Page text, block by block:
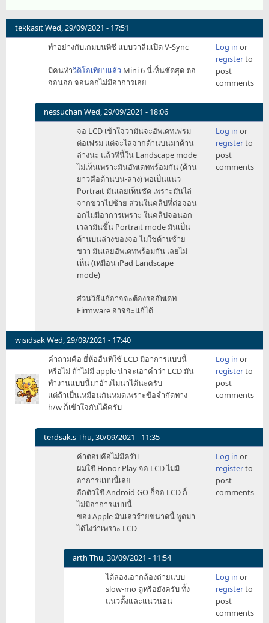
tekkasitWed, 29/09/2021 - 17:51
ทำอย่างกับเกมบนพีซี แบบว่าลืมเปิด V-Sync
มีคนทำวิดิโอเทียบแล้ว Mini 6 นี่เห็นชัดสุด ต่อ
จอนอก จอนอกไม่มีอาการเลย
Log in or
registerto
post
comments
nessuchan Wed, 29/09/2021 - 18:06
In
จอ LCD เข้าใจว่ามันจะอัพเดทเฟรม
ต่อเฟรม แต่จะไล่จากด้านบนมาด้าน
ล่างนะ แล้วทีนี้ใน Landscape mode
ไม่เห็นเพราะมันอัพเดทพร้อมกัน (ด้าน
ยาวคือด้านบน-ล่าง) พอเป็นแนว
Portrait มันเลยเห็นชัด เพราะมันไล่
จากขวาไปซ้าย ส่วนในคลิปที่ต่อจอน
อกไม่มีอาการเพราะ ในคลิปจอนอก
เวลามันขึ้น Portrait mode มันเป็น
ด้านบนล่างของจอ ไม่ใช่ด้านซ้าย
ขวา มันเลยอัพเดทพร้อมกัน เลยไม่
เห็น (เหมือน iPad Landscape
mode)
ส่วนวิธีแก้อาจจะต้องรออัพเดท
Firmware อาจจะแก้ได้
Log in or
registerto
post
comments
wisidsakWed, 29/09/2021 - 17:40
คำถามคือ ยี่ห้ออื่นที่ใช้ LCD มีอาการแบบนี้
หรือไม่ ถ้าไม่มี apple น่าจะเอาคำว่า LCD มัน
ทำงานแบบนี้มาอ้างไม่น่าได้นะครับ
แต่ถ้าเป็นเหมือนกันหมดเพราะข้อจำกัดทาง
h/w ก็เข้าใจกันได้ครับ
Log in or
registerto
post
comments
terdsak.sThu, 30/09/2021 - 11:35
In
คำตอบคือไม่มีครับ
ผมใช้ Honor Play จอ LCD ไม่มี
อาการแบบนี้เลย
อีกตัวใช้ Android GO ก็จอ LCD ก็
ไม่มีอาการแบบนี้
ของ Apple มันเลวร้ายขนาดนี้ พูดมา
ได้ไงว่าเพราะ LCD
Log in or
registerto
post
comments
arth Thu, 30/09/2021 - 11:54
In
ได้ลองเอากล้องถ่ายแบบ
slow-mo ดูหรือยังครับ ทั้ง
แนวตั้งและแนวนอน
Log in or
registerto
post
comments